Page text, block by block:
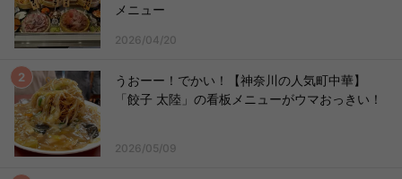
メニュー
2026/04/20
うおーー！でかい！【神奈川の人気町中華】
「餃子 太陸」の看板メニューがウマおっきい！
2026/05/09